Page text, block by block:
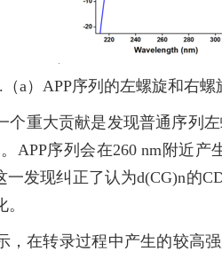
（a）APP序列的左螺旋和右
个重大贡献是发现普通序列
APP序列会在260 nm附近
一发现纠正了认为d(CG)n的
，在转录过程中产生的较高